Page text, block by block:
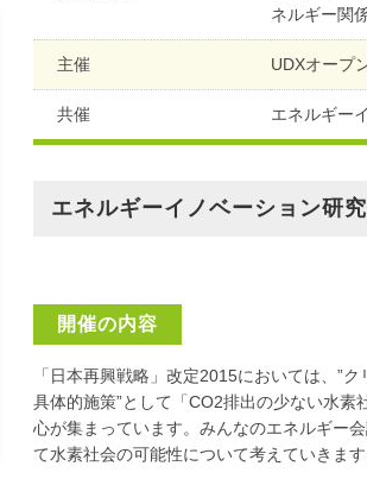
ネルギー関
主催 UDXオープ
共催 エネルギー
エネルギーイノベーション研
開催の内容
「日本再興戦略」改定2015においては、”
具体的施策”として「CO2排出の少ない水
心が集まっています。みんなのエネルギー
て水素社会の可能性について考えていきます